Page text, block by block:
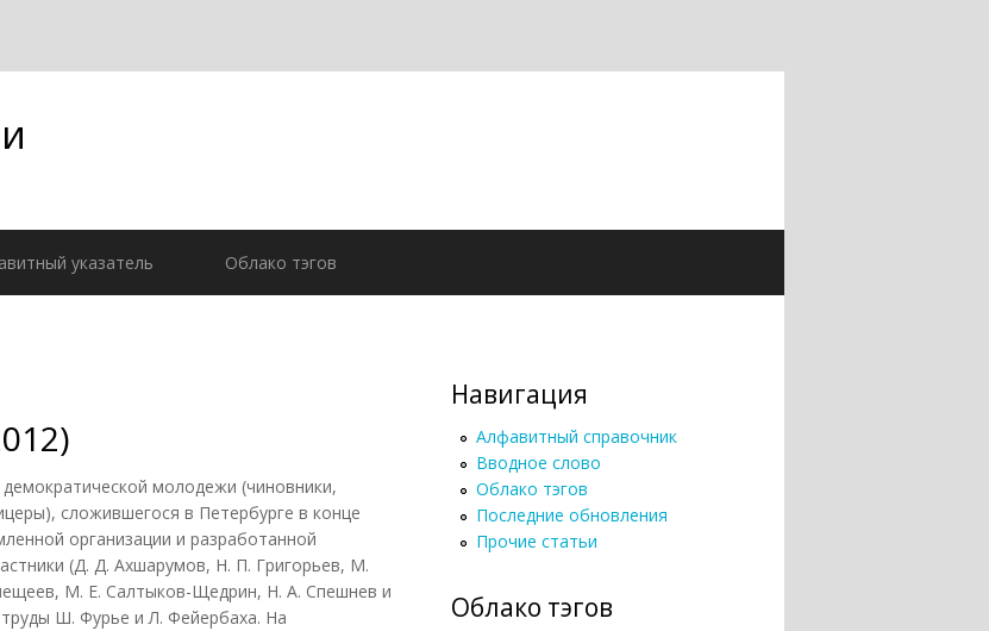
указатель Облако тэгов
молодежи (чиновники,
сложившегося в Петербурге в конце
организации и разработанной
(Д. Д. Ахшарумов, Н. П. Григорьев, М.
М. Е. Салтыков-Щедрин, Н. А. Спешнев и
Ш. Фурье и Л. Фейербаха. На
Навигация
Алфавитный справочник
Вводное слово
Облако тэгов
Последние обновления
Прочие статьи
Облако тэгов